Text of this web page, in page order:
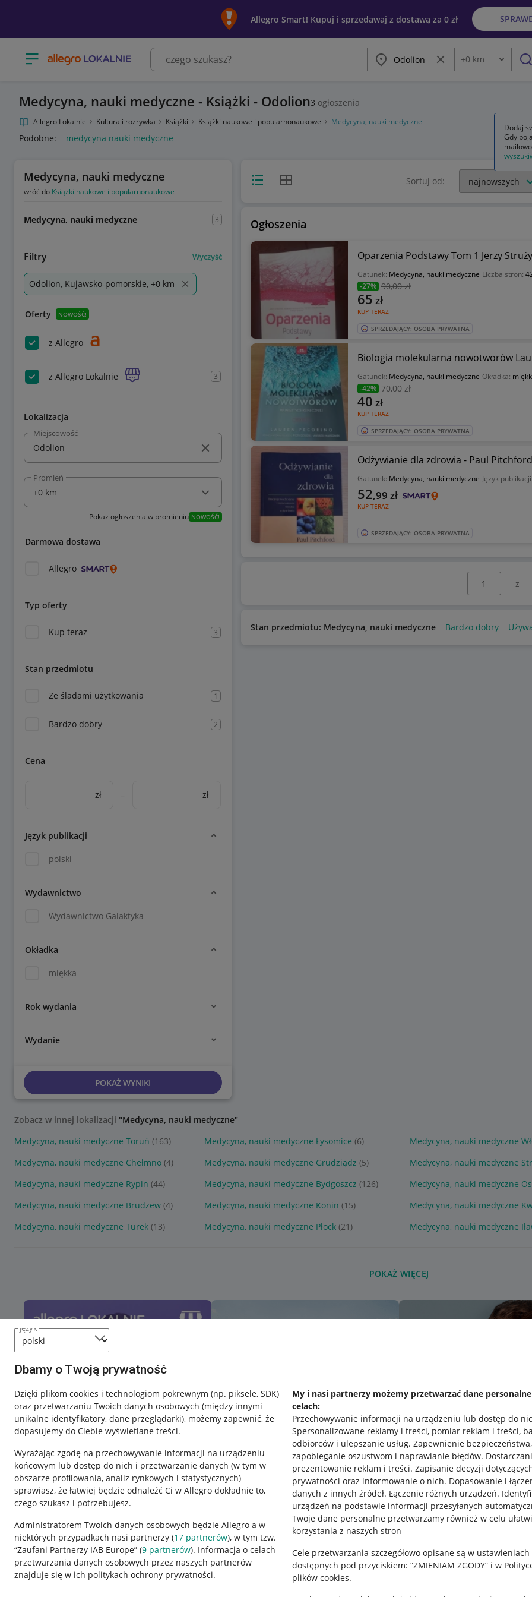
język
Dbamy o Twoją prywatność
Dzięki plikom cookies i technologiom pokrewnym (np. piksele, SDK)
oraz przetwarzaniu Twoich danych osobowych (między innymi
unikalne identyfikatory, dane przeglądarki), możemy zapewnić, że
dopasujemy do Ciebie wyświetlane treści.
Wyrażając zgodę na przechowywanie informacji na urządzeniu
końcowym lub dostęp do nich i przetwarzanie danych (w tym w
obszarze profilowania, analiz rynkowych i statystycznych)
sprawiasz, że łatwiej będzie odnaleźć Ci w Allegro dokładnie to,
czego szukasz i potrzebujesz.
Administratorem Twoich danych osobowych będzie Allegro a w
niektórych przypadkach nasi partnerzy (17 partnerów), w tym tzw.
“Zaufani Partnerzy IAB Europe” (9 partnerów). Informacja o celach
przetwarzania danych osobowych przez naszych partnerów
znajduje się w ich politykach ochrony prywatności.
My i nasi partnerzy możemy przetwarzać dane
celach:
Przechowywanie informacji na urządzeniu lub dostęp do
Spersonalizowane reklamy i treści, pomiar reklam i treści,
odbiorców i ulepszanie usług. Zapewnienie bezpieczeństwa,
zapobieganie oszustwom i naprawianie błędów.
prezentowanie reklam i treści. Zapisanie decyzji
prywatności oraz informowanie o nich. Dopasowanie i
danych z innych źródeł. Łączenie różnych urządzeń.
urządzeń na podstawie informacji przesyłanych
Twoje dane personalne przetwarzamy również w celu
korzystania z naszych stron
Cele przetwarzania szczegółowo opisane są w ustawieniach
dostępnych pod przyciskiem: “ZMIENIAM ZGODY” i w
plików cookies.
Allegro Smart! Kupuj i sprzedawaj z dostawą za 0 zł
Otwórz menu z kategoriami Miasto Wyczyść frazę
Odległość
+0 km
Medycyna, nauki medyczne - Książki - Odolion3 ogłoszenia
Allegro Lokalnie Kultura i rozrywka Książki Książki naukowe i popularnonaukowe Medycyna, nauki medyczne
Podobne: medycyna nauki medyczne
Medycyna, nauki medyczne
wróć do Książki naukowe i popularnonaukowe
Medycyna, nauki medyczne 3
Filtry Wyczyść
Odolion, Kujawsko-pomorskie, +0 km
Oferty NOWOŚĆ!
z Allegro
z Allegro Lokalnie 3
Lokalizacja
Miejscowość
Promień
Pokaż ogłoszenia w promieniu NOWOŚĆ!
Darmowa dostawa
Allegro
Typ oferty
Kup teraz 3
Stan przedmiotu
Ze śladami użytkowania 1
Bardzo dobry 2
Cena
zł – zł
Język publikacji
polski
Wydawnictwo
Wydawnictwo Galaktyka
Okładka
miękka
Rok wydania
Wydanie
POKAŻ WYNIKI
Widok listyWidok siatki Sortuj od:
Ogłoszenia
Oparzenia Podstawy Tom 1 Jerzy
Gatunek: Medycyna, nauki medyczne Liczba stron:
-27% 90,00 zł
KUP TERAZ
65 zł
SPRZEDAJĄCY: OSOBA PRYWATNA
Biologia molekularna nowotworów
Gatunek: Medycyna, nauki medyczne Okładka:
-42% 70,00 zł
KUP TERAZ
40 zł
SPRZEDAJĄCY: OSOBA PRYWATNA
Odżywianie dla zdrowia - Paul Pitchford
Gatunek: Medycyna, nauki medyczne Język publikacji:
KUP TERAZ
52,99 zł
SPRZEDAJĄCY: OSOBA PRYWATNA
z
Stan przedmiotu: Medycyna, nauki medyczne Bardzo dobry
Zobacz w innej lokalizacji "Medycyna, nauki medyczne"
Medycyna, nauki medyczne Toruń (163) Medycyna, nauki medyczne Łysomice (6) Medycyna, nauki medyczne
Medycyna, nauki medyczne Chełmno (4) Medycyna, nauki medyczne Grudziądz (5) Medycyna, nauki medyczne
Medycyna, nauki medyczne Rypin (44) Medycyna, nauki medyczne Bydgoszcz (126) Medycyna, nauki medyczne
Medycyna, nauki medyczne Brudzew (4) Medycyna, nauki medyczne Konin (15) Medycyna, nauki medyczne
Medycyna, nauki medyczne Turek (13) Medycyna, nauki medyczne Płock (21) Medycyna, nauki medyczne
POKAŻ WIĘCEJ
Nawigacja
Przydatne informacje
Jak to działa
Napisz do nas
Allegro Gadane dla sprzedających
Regulamin
Polityka plików "cookies"
Ustawienia plików "cookies"
Pobierz aplikację
Dodaj
Gdy